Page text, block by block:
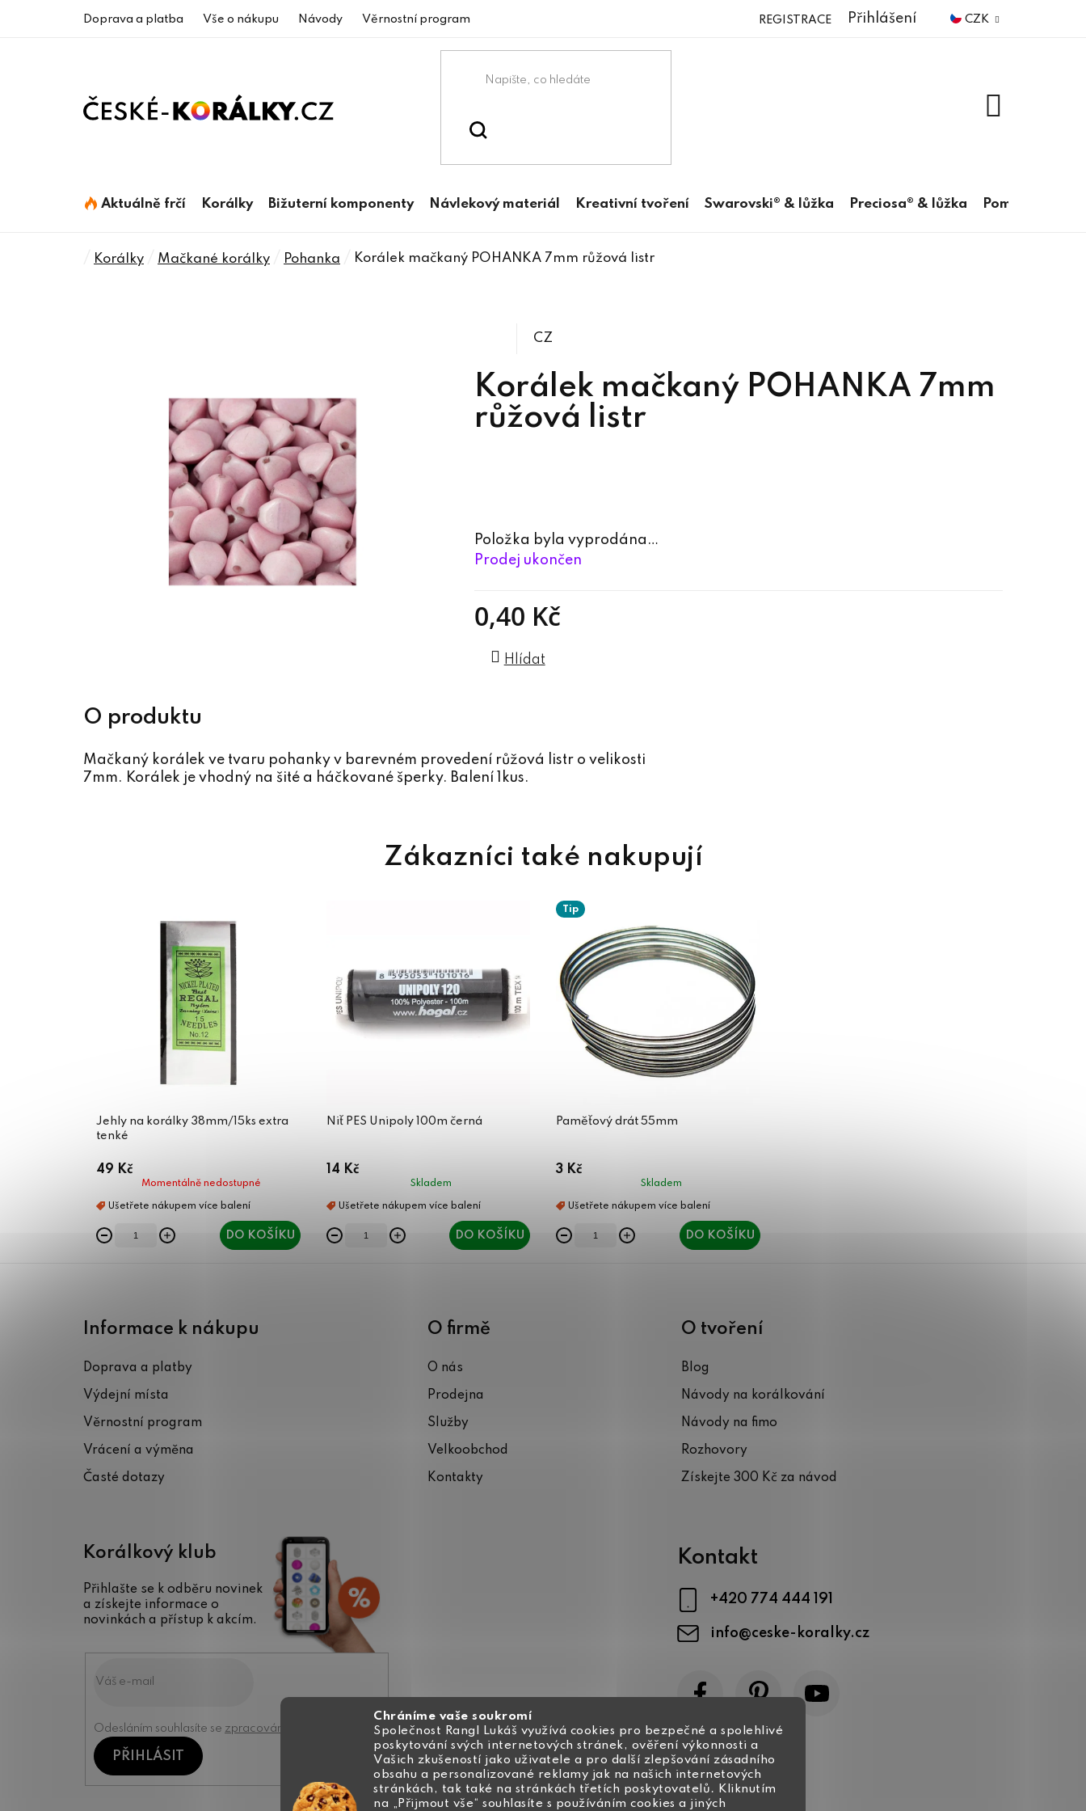
Chráníme vaše soukromí
Společnost Rangl Lukáš využívá cookies pro bezpečné a spolehlivé
poskytování svých internetových stránek, ověření výkonnosti a
Vašich zkušeností jako uživatele a pro další zlepšování zásadního
obsahu a personalizované reklamy jak na našich internetových
stránkách, tak také na stránkách třetích poskytovatelů. Kliknutím
na „Přijmout vše“ souhlasíte s používáním cookies a jiných
Doprava a platba Vše o nákupu Návody Věrnostní program CZK
Přihlášení
REGISTRACE
Aktuálně frčí Korálky Bižuterní komponenty Návlekový materiál Kreativní tvoření Swarovski® & lůžka Preciosa® & lůžka Pomůcky
Domů
Korálky Mačkané korálky Pohanka Korálek mačkaný POHANKA 7mm růžová listr
Korálek mačkaný POHANKA 7mm
růžová listr
CZ
Položka byla vyprodána…
Prodej ukončen
0,40 Kč
Hlídat
Mačkaný korálek ve tvaru pohanky v barevném provedení růžová listr o velikosti
7mm. Korálek je vhodný na šité a háčkované šperky. Balení 1kus.
Jehly na korálky 38mm/15ks extra
tenké
49 Kč
Momentálně nedostupné
DO KOŠÍKU
Niť PES Unipoly 100m černá
14 Kč
Skladem
DO KOŠÍKU
Tip
Paměťový drát 55mm
3 Kč
Skladem
DO KOŠÍKU
Informace k nákupu
Doprava a platby
Výdejní místa
Věrnostní program
Vrácení a výměna
Časté dotazy
O firmě
O nás
Prodejna
Služby
Velkoobchod
Kontakty
O tvoření
Blog
Návody na korálkování
Návody na fimo
Rozhovory
Získejte 300 Kč za návod
Korálkový klub
Přihlašte se k odběru novinek
a získejte informace o
novinkách a přístup k akcím.
Odesláním souhlasíte se zpracováním osobních údajů
PŘIHLÁSIT
Kontakt
info@ceske-koralky.cz
+420 774 444 191